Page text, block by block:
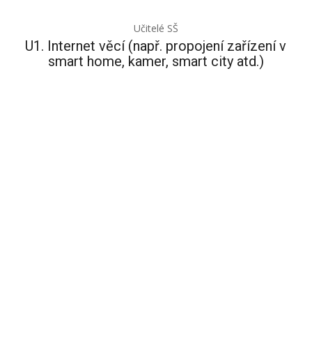
Učitelé SŠ
U1. Internet věcí (např. propojení zařízení v
smart home, kamer, smart city atd.)